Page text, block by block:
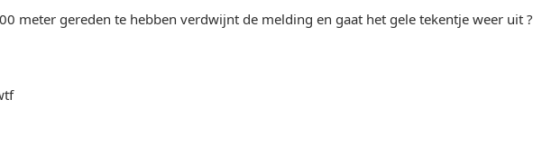
meter gereden te hebben verdwijnt de melding en gaat het gele tekentje weer uit ?